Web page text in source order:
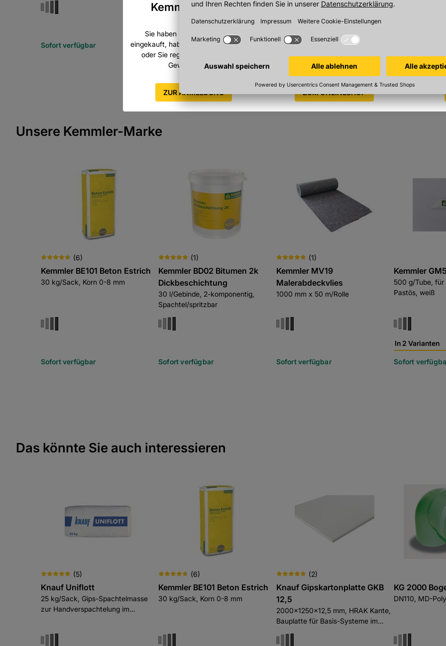
Sofort verfügbar Sofort verfügbar Sofort verfügbar
Unsere Kemmler-Marke
(6)
Kemmler BE101 Beton Estrich
30 kg/Sack, Korn 0-8 mm
Sofort verfügbar
(1)
Kemmler BD02 Bitumen 2k
Dickbeschichtung
30 l/Gebinde, 2-komponentig,
Spachtel/spritzbar
Sofort verfügbar
(1)
Kemmler MV19
Malerabdeckvlies
1000 mm x 50 m/Rolle
Sofort verfügbar
Kemmler
500 g/Tube, für
Pastös, weiß
In 2 Varianten
Sofort
Das könnte Sie auch interessieren
(5)
Knauf Uniflott
25 kg/Sack, Gips-Spachtelmasse
zur Handverspachtelung im
(6)
Kemmler BE101 Beton Estrich
30 kg/Sack, Korn 0-8 mm
(2)
Knauf Gipskartonplatte GKB
12,5
2000x1250x12,5 mm, HRAK Kante,
Bauplatte für Basis-Systeme im
KG 2000
DN110, MD-
Kemmler-Kunde
Sie haben bereits bei Kemmler
eingekauft, haben eine Kundennummer
oder Sie registrieren sich neu als
Gewerbekunde.
ZUR ANMELDUNG
Onlineshop-Sortiment
Unser frei zugängliches Kemmler-
Sortiment für jedermann.
Hier kaufen Sie als Gast ein.
Lieferung oder Click & Collect.
ZUM ONLINESHOP
Erfahren